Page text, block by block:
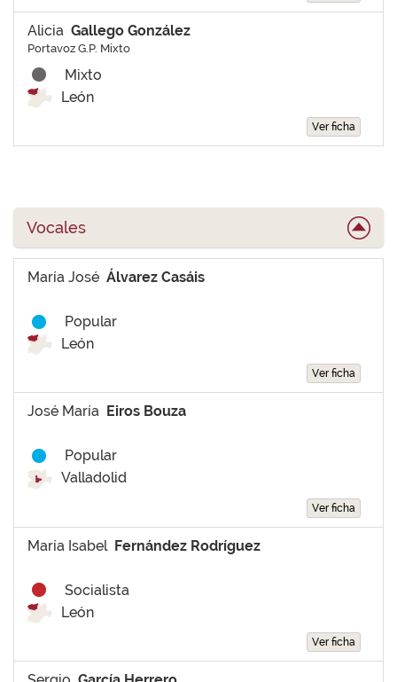
Alicia Gallego González
Portavoz G.P. Mixto
Mixto
León
Ver ficha
Vocales
María José Álvarez Casáis
Popular
León
Ver ficha
José María Eiros Bouza
Popular
Valladolid
Ver ficha
María Isabel Fernández Rodríguez
Socialista
León
Ver ficha